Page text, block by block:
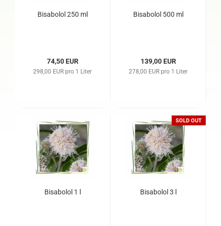
Bisabolol 250 ml
74,50 EUR
298,00 EUR pro 1 Liter
Bisabolol 500 ml
139,00 EUR
278,00 EUR pro 1 Liter
Bisabolol 1 l
SOLD OUT
Bisabolol 3 l